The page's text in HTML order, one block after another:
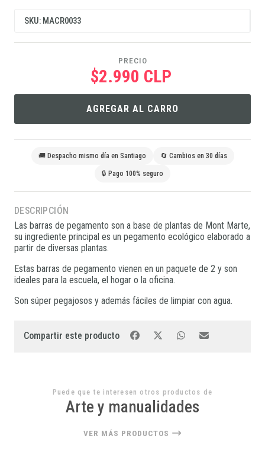
SKU: MACR0033
PRECIO
$2.990 CLP
AGREGAR AL CARRO
🚚 Despacho mismo día en Santiago 🔄 Cambios en 30 días
🔒 Pago 100% seguro
DESCRIPCIÓN
Las barras de pegamento son a base de plantas de Mont Marte,
su ingrediente principal es un pegamento ecológico elaborado a
partir de diversas plantas.
Estas barras de pegamento vienen en un paquete de 2 y son
ideales para la escuela, el hogar o la oficina.
Son súper pegajosos y además fáciles de limpiar con agua.
Compartir este producto
Puede que te interesen otros productos de
Arte y manualidades
VER MÁS PRODUCTOS